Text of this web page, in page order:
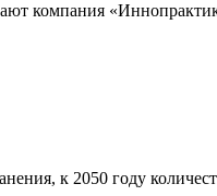
компания
к 2050 году